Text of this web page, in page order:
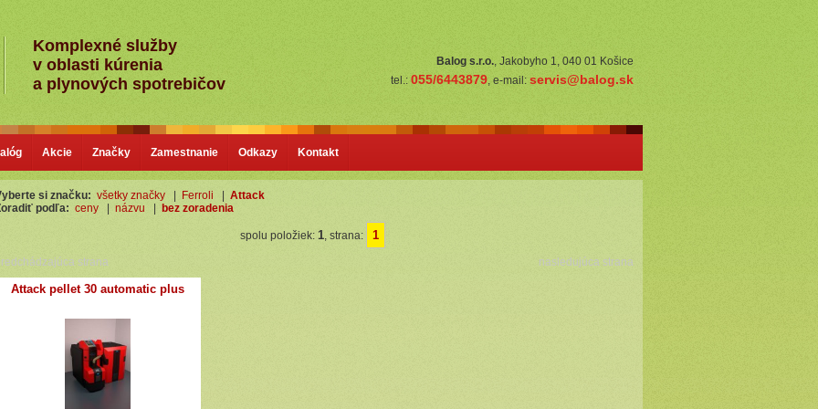
Komplexné služby
v oblasti kúrenia
a plynových spotrebičov
Balog s.r.o., Jakobyho 1, 040 01 Košice
tel.: 055/6443879, e-mail: servis@balog.sk
Akcie Značky Zamestnanie Odkazy Kontakt
si značku: všetky značky Ferroli
Attack
podľa: ceny názvu bez zoradenia
spolu položiek: 1, strana: 1
strana nasledujúca strana
Attack pellet 30 automatic plus